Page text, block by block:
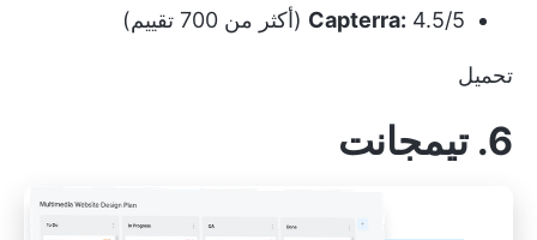
Capterra: 4.5/5 (أكثر من 700 تقييم)
تحميل
6. تيمجانت